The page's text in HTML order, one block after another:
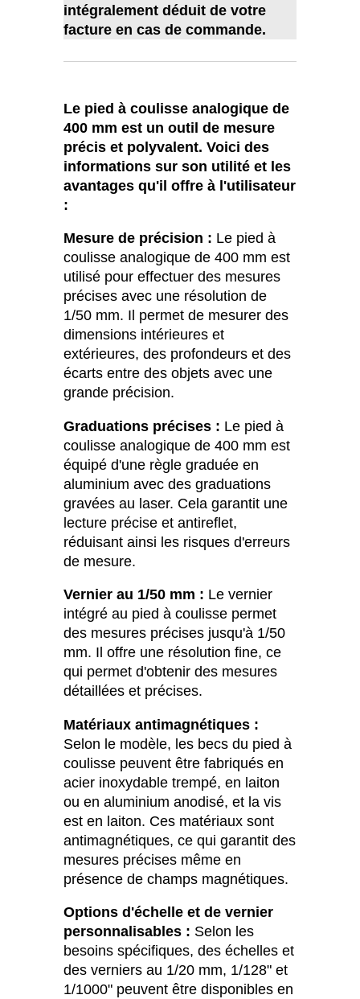
intégralement déduit de votre
facture en cas de commande.
Le pied à coulisse analogique de
400 mm est un outil de mesure
précis et polyvalent. Voici des
informations sur son utilité et les
avantages qu'il offre à l'utilisateur
:
Mesure de précision : Le pied à
coulisse analogique de 400 mm est
utilisé pour effectuer des mesures
précises avec une résolution de
1/50 mm. Il permet de mesurer des
dimensions intérieures et
extérieures, des profondeurs et des
écarts entre des objets avec une
grande précision.
Graduations précises : Le pied à
coulisse analogique de 400 mm est
équipé d'une règle graduée en
aluminium avec des graduations
gravées au laser. Cela garantit une
lecture précise et antireflet,
réduisant ainsi les risques d'erreurs
de mesure.
Vernier au 1/50 mm : Le vernier
intégré au pied à coulisse permet
des mesures précises jusqu'à 1/50
mm. Il offre une résolution fine, ce
qui permet d'obtenir des mesures
détaillées et précises.
Matériaux antimagnétiques :
Selon le modèle, les becs du pied à
coulisse peuvent être fabriqués en
acier inoxydable trempé, en laiton
ou en aluminium anodisé, et la vis
est en laiton. Ces matériaux sont
antimagnétiques, ce qui garantit des
mesures précises même en
présence de champs magnétiques.
Options d'échelle et de vernier
personnalisables : Selon les
besoins spécifiques, des échelles et
des verniers au 1/20 mm, 1/128ʺ et
1/1000ʺ peuvent être disponibles en